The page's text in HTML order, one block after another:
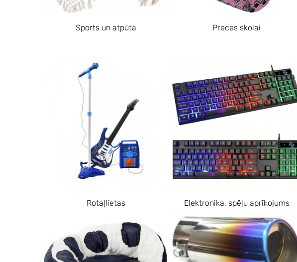
Sports un atpūta
Preces skolai
Rotaļlietas Elektronika, spēļu aprīkojums